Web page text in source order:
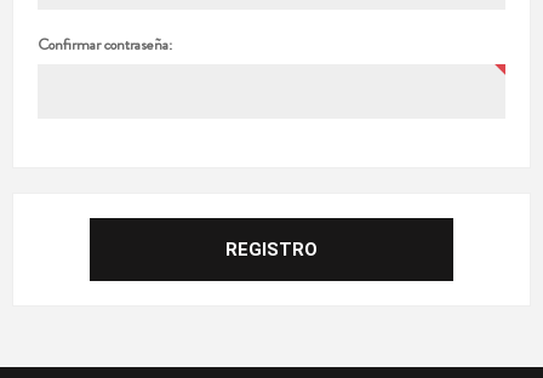
Confirmar contraseña: